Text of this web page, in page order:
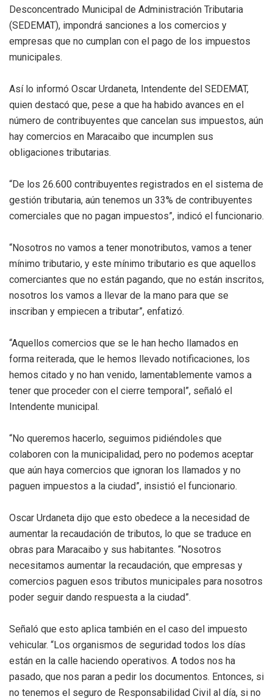
Desconcentrado Municipal de Administración Tributaria
(SEDEMAT), impondrá sanciones a los comercios y
empresas que no cumplan con el pago de los impuestos
municipales.
Así lo informó Oscar Urdaneta, Intendente del SEDEMAT,
quien destacó que, pese a que ha habido avances en el
número de contribuyentes que cancelan sus impuestos, aún
hay comercios en Maracaibo que incumplen sus
obligaciones tributarias.
“De los 26.600 contribuyentes registrados en el sistema de
gestión tributaria, aún tenemos un 33% de contribuyentes
comerciales que no pagan impuestos”, indicó el funcionario.
“Nosotros no vamos a tener monotributos, vamos a tener
mínimo tributario, y este mínimo tributario es que aquellos
comerciantes que no están pagando, que no están inscritos,
nosotros los vamos a llevar de la mano para que se
inscriban y empiecen a tributar”, enfatizó.
“Aquellos comercios que se le han hecho llamados en
forma reiterada, que le hemos llevado notificaciones, los
hemos citado y no han venido, lamentablemente vamos a
tener que proceder con el cierre temporal”, señaló el
Intendente municipal.
“No queremos hacerlo, seguimos pidiéndoles que
colaboren con la municipalidad, pero no podemos aceptar
que aún haya comercios que ignoran los llamados y no
paguen impuestos a la ciudad”, insistió el funcionario.
Oscar Urdaneta dijo que esto obedece a la necesidad de
aumentar la recaudación de tributos, lo que se traduce en
obras para Maracaibo y sus habitantes. “Nosotros
necesitamos aumentar la recaudación, que empresas y
comercios paguen esos tributos municipales para nosotros
poder seguir dando respuesta a la ciudad”.
Señaló que esto aplica también en el caso del impuesto
vehicular. “Los organismos de seguridad todos los días
están en la calle haciendo operativos. A todos nos ha
pasado, que nos paran a pedir los documentos. Entonces, si
no tenemos el seguro de Responsabilidad Civil al día, si no